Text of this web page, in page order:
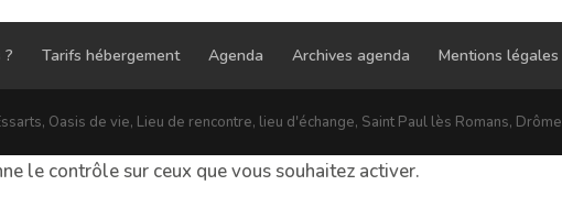
? Tarifs hébergement Agenda Archives agenda Mentions légales
Oasis de vie, Lieu de rencontre, lieu d'échange, Saint Paul lès Romans, Drôme
le contrôle sur ceux que vous souhaitez activer.